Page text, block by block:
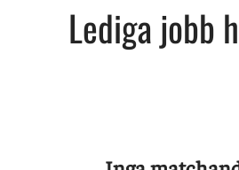
Lediga jobb